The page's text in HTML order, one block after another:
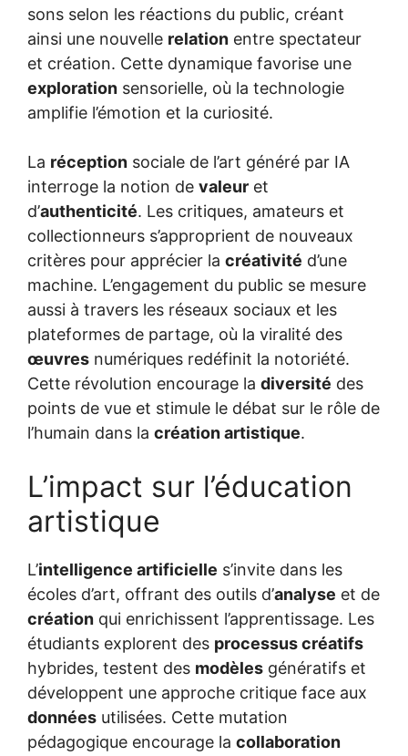
sons selon les réactions du public, créant
ainsi une nouvelle relation entre spectateur
et création. Cette dynamique favorise une
exploration sensorielle, où la technologie
amplifie l’émotion et la curiosité.
La réception sociale de l’art généré par IA
interroge la notion de valeur et
d’authenticité. Les critiques, amateurs et
collectionneurs s’approprient de nouveaux
critères pour apprécier la créativité d’une
machine. L’engagement du public se mesure
aussi à travers les réseaux sociaux et les
plateformes de partage, où la viralité des
œuvres numériques redéfinit la notoriété.
Cette révolution encourage la diversité des
points de vue et stimule le débat sur le rôle de
l’humain dans la création artistique.
L’impact sur l’éducation
artistique
L’intelligence artificielle s’invite dans les
écoles d’art, offrant des outils d’analyse et de
création qui enrichissent l’apprentissage. Les
étudiants explorent des processus créatifs
hybrides, testent des modèles génératifs et
développent une approche critique face aux
données utilisées. Cette mutation
pédagogique encourage la collaboration